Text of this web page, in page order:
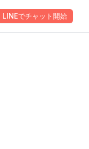
会社情報お問い合わせ
LINEでチャット開始